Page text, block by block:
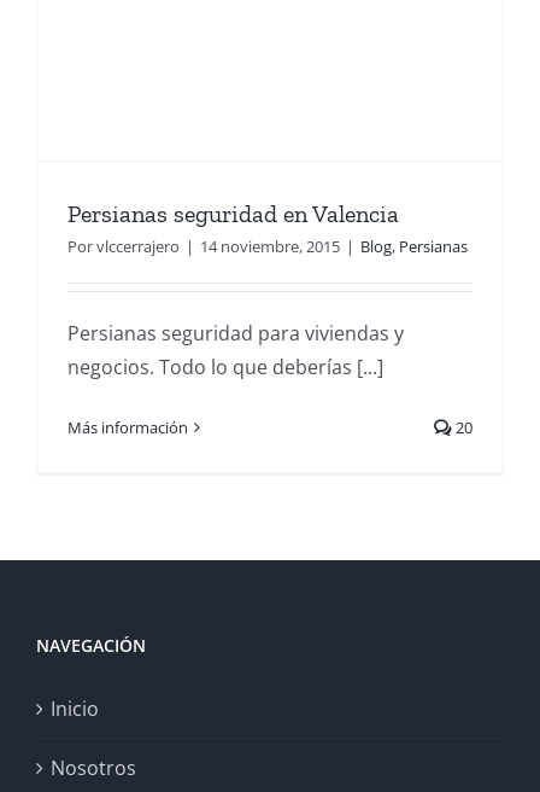
Persianas seguridad en Valencia
Porvlccerrajero | 14 noviembre, 2015 | Blog, Persianas
Persianas seguridad para viviendas y
negocios. Todo lo que deberías [...]
Más información 20
NAVEGACIÓN
Inicio
Nosotros